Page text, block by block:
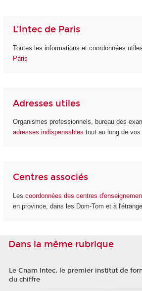
L'Intec de Paris
Toutes les informations et coordonnées
Paris
Adresses utiles
Organismes professionnels, bureau des
adresses indispensables tout au long de vos
Centres associés
Les coordonnées des centres
en province, dans les Dom-Tom et à
Dans la même rubrique
Le Cnam Intec, le premier institut de
du chiffre